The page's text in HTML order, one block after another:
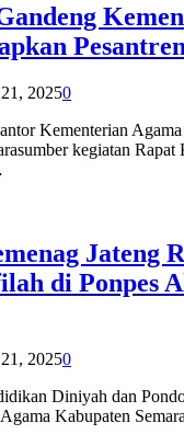
20250
Kementerian
kegiatan Rapat
Jateng
di Ponpes
20250
Diniyah dan
Kabupaten